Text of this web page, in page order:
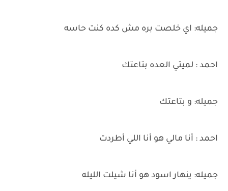
جميله: اي خلصت بره مش كده كنت حاسه
احمد : لميتي العده بتاعتك
جميله: و بتاعتك
احمد : أنا مالي هو أنا اللي أطردت
جميله: ينهار اسود هو أنا شيلت الليله